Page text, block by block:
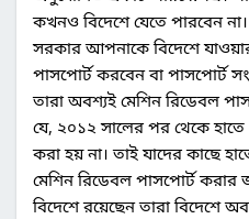
কখনও বিদেশে যেতে পারবেন
সরকার আপনাকে বিদেশে
পাসপোর্ট করবেন বা পাসপোর্ট
তারা অবশ্যই মেশিন রিডেবল
যে, ২০১২ সালের পর থেকে
করা হয় না। তাই যাদের কাছে
মেশিন রিডেবল পাসপোর্ট করার
বিদেশে রয়েছেন তারা বিদেশে